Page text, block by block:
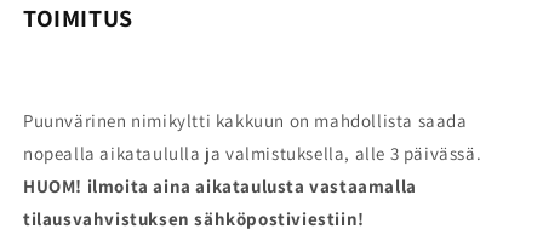
TOIMITUS
Puunvärinen nimikyltti kakkuun on mahdollista saada
nopealla aikataululla ja valmistuksella, alle 3 päivässä.
HUOM! ilmoita aina aikataulusta vastaamalla
tilausvahvistuksen sähköpostiviestiin!